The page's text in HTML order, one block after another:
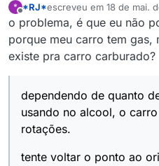
*
Offline
*RJ*escreveu em 18 de mai.
última edição por
o problema, é que eu não
porque meu carro tem gas,
existe pra carro carburado?
dependendo de quanto
usando no alcool, o
rotações.
tente voltar o ponto ao